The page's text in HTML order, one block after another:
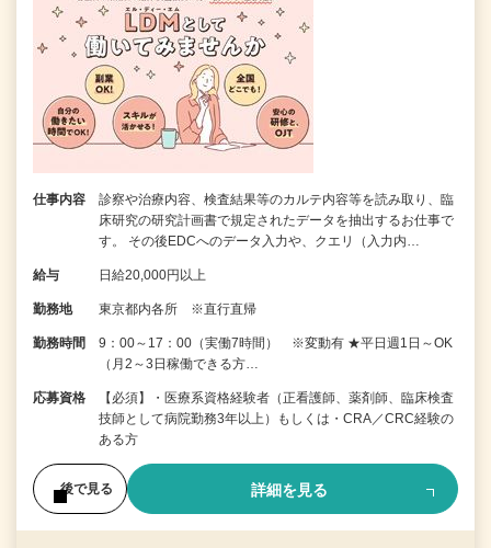
仕事内容
診察や治療内容、検査結果等のカルテ内容等を読み取り、臨
床研究の研究計画書で規定されたデータを抽出するお仕事で
す。 その後EDCへのデータ入力や、クエリ（入力内…
給与 日給20,000円以上
勤務地 東京都内各所 ※直行直帰
勤務時間
9：00～17：00（実働7時間） ※変動有 ★平日週1日～OK
（月2～3日稼働できる方…
応募資格
【必須】・医療系資格経験者（正看護師、薬剤師、臨床検査
技師として病院勤務3年以上）もしくは・CRA／CRC経験の
ある方
後で見る 詳細を見る